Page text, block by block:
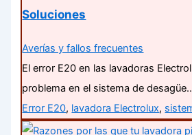
Soluciones
Averías y fallos frecuentes
El error E20 en las lavadoras
problema en el sistema de
Error E20, lavadora Electrolux,